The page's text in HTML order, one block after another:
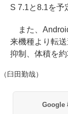
S 7.1と8.1を予
また、
来機種より転
抑制、体積を
（臼田勤哉）
Google